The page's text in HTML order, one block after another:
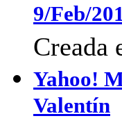
9/Feb/
Creada
Yahoo!
Valentín